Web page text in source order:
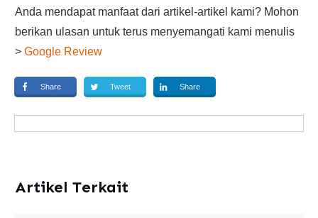
Anda mendapat manfaat dari artikel-artikel kami? Mohon
berikan ulasan untuk terus menyemangati kami menulis
> Google Review
Share Tweet Share
Artikel Terkait